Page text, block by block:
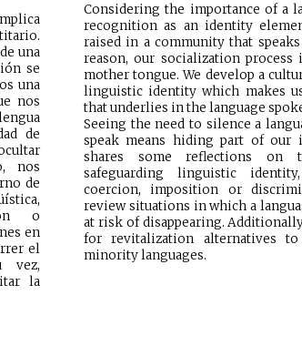
una
se
una
nos
de
nos
de
o
en
el
vez,
la
Considering the importance of a
recognition as an identity
raised in a community that
reason, our socialization
mother tongue. We develop a
linguistic identity which makes
that underlies in the language
Seeing the need to silence a
speak means hiding part of our
shares some reflections on
safeguarding linguistic
coercion, imposition or
review situations in which a
at risk of disappearing.
for revitalization alternatives
minority languages.